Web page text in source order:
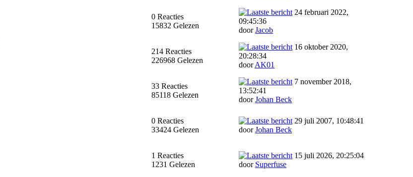
0 Reacties
15832 Gelezen
24 februari 2022,
09:45:36
doorJacob
214 Reacties
226968 Gelezen
16 oktober 2020,
20:28:34
doorAK01
33 Reacties
85118 Gelezen
7 november 2018,
13:52:41
doorJohan Beck
0 Reacties
33424 Gelezen
29 juli 2007, 10:48:41
doorJohan Beck
1 Reacties
1231 Gelezen
15 juli 2026, 20:25:04
door Superfuse